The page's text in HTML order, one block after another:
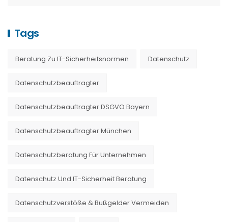
Tags
Beratung Zu IT-Sicherheitsnormen Datenschutz
Datenschutzbeauftragter
Datenschutzbeauftragter DSGVO Bayern
Datenschutzbeauftragter München
Datenschutzberatung Für Unternehmen
Datenschutz Und IT-Sicherheit Beratung
Datenschutzverstöße & Bußgelder Vermeiden